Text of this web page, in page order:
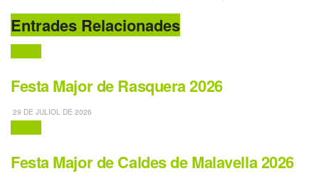
Entrades Relacionades
Festa Major de Rasquera 2026
29 DE JULIOL DE 2026
Festa Major de Caldes de Malavella 2026